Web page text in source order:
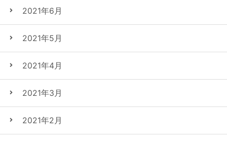
2021年6月
2021年5月
2021年4月
2021年3月
2021年2月